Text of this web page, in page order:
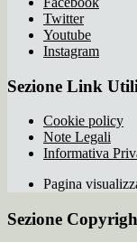
Twitter
Youtube
Instagram
Sezione Link Utili
Cookie policy
Note Legali
Informativa
Pagina
Sezione